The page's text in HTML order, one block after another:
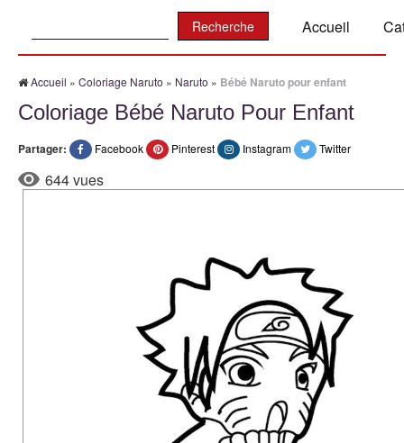
Accueil
Accueil » Coloriage Naruto » Naruto » Bébé Naruto pour enfant
Coloriage Bébé Naruto Pour Enfant
Partager: Facebook Pinterest Instagram Twitter
644 vues